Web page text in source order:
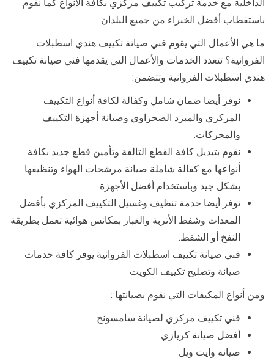
الداخلية مع خدمة تركيب تكييف مركزي بكافة الأنواع كما نقوم
باستقطاب أفضل الخبراء من جميع البلدان.
ما هي الأعمال التي يقوم فني صيانة تكييف هندي اسطبلات
الفروانية؟ تتعدد الخدمات والأعمال التي يقدمها فني صيانة تكييف
هندي اسطبلات الفروانية وتتضمن:
نوفر أيضا ضمان شامل وكفالة لكافة أنواع التكييف
المركزي والمبرد الصحراوي وصيانة أجهزة التكييف
والمحركات.
نقوم بتبديل كافة القطع التالفة وتأمين قطع جديد بكافة
أنواعها مع كفالة شاملة صيانة مرشحات الهواء وتنظيفها
بشكل جيد وباستخدام أفضل الأجهزة
نوفر أيضا خدمة تنظيف وغسيل التكييف المركزي بأفضل
المعدات وشفط الأتربة والغبار بمكانس هوائية تعمل بطريقة
النفخ أو الشفط.
فني صيانة تكييف اسطبلات الفروانية يوفر كافة خدمات
صيانة وتصليح تكييف الكويت
ومن أنواع المكيفات التي نقوم بصيانتها :
فني تكييف مركزي لصيانة سامسونج
أفضل صيانة كريازي
صيانة وايت ويل